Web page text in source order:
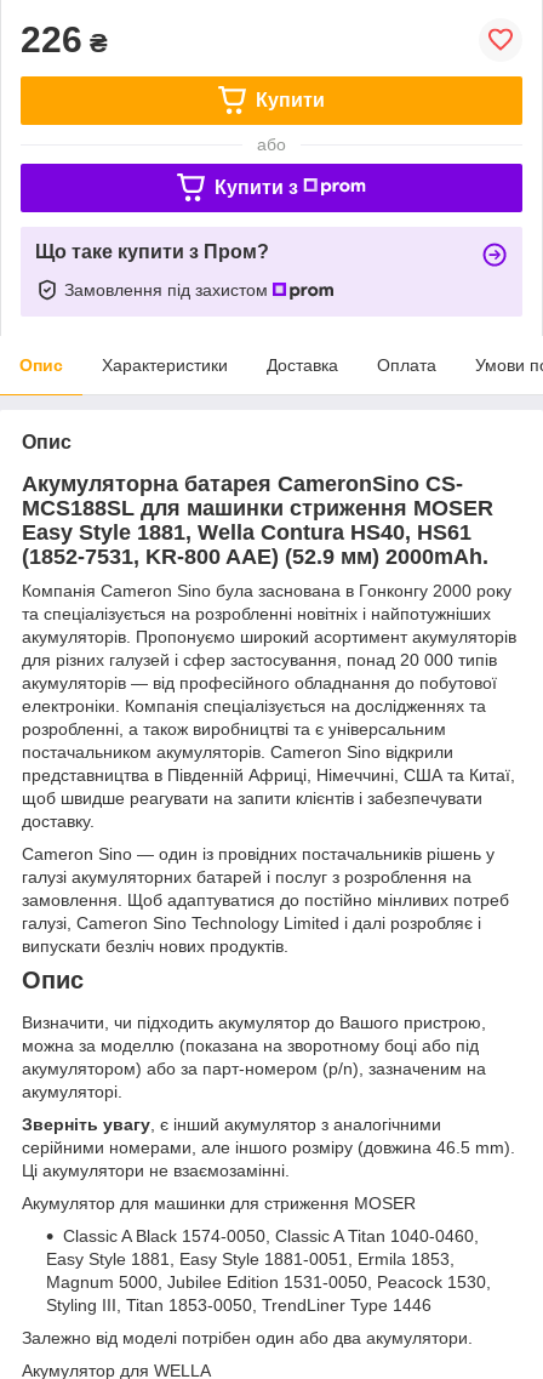
226 ₴
Купити
або
Купити з
Що таке купити з Пром?
Замовлення під захистом
Опис Характеристики Доставка Оплата Умови
Опис
Акумуляторна батарея CameronSino CS-
MCS188SL для машинки стриження MOSER
Easy Style 1881, Wella Contura HS40, HS61
(1852-7531, KR-800 AAE) (52.9 мм) 2000mAh.
Компанія Cameron Sino була заснована в Гонконгу 2000 року
та спеціалізується на розробленні новітніх і найпотужніших
акумуляторів. Пропонуємо широкий асортимент акумуляторів
для різних галузей і сфер застосування, понад 20 000 типів
акумуляторів — від професійного обладнання до побутової
електроніки. Компанія спеціалізується на дослідженнях та
розробленні, а також виробництві та є універсальним
постачальником акумуляторів. Cameron Sino відкрили
представництва в Південній Африці, Німеччині, США та Китаї,
щоб швидше реагувати на запити клієнтів і забезпечувати
доставку.
Cameron Sino — один із провідних постачальників рішень у
галузі акумуляторних батарей і послуг з розроблення на
замовлення. Щоб адаптуватися до постійно мінливих потреб
галузі, Cameron Sino Technology Limited і далі розробляє і
випускати безліч нових продуктів.
Опис
Визначити, чи підходить акумулятор до Вашого пристрою,
можна за моделлю (показана на зворотному боці або під
акумулятором) або за парт-номером (p/n), зазначеним на
акумуляторі.
Зверніть увагу, є інший акумулятор з аналогічними
серійними номерами, але іншого розміру (довжина 46.5 mm).
Ці акумулятори не взаємозамінні.
Акумулятор для машинки для стриження MOSER
Classic A Black 1574-0050, Classic A Titan 1040-0460,
Easy Style 1881, Easy Style 1881-0051, Ermila 1853,
Magnum 5000, Jubilee Edition 1531-0050, Peacock 1530,
Styling III, Titan 1853-0050, TrendLiner Type 1446
Залежно від моделі потрібен один або два акумулятори.
Акумулятор для WELLA